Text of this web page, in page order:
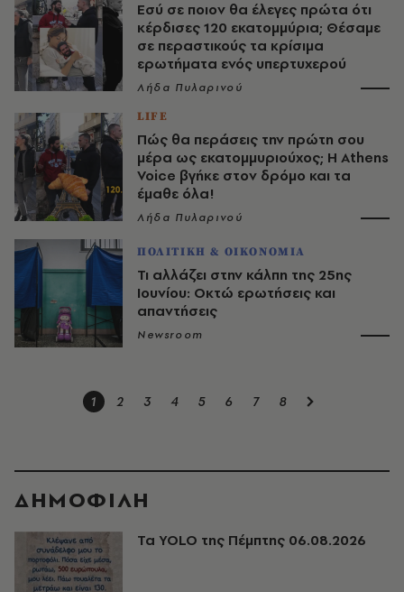
Εσύ σε ποιον θα έλεγες πρώτα ότι
κέρδισες 120 εκατομμύρια; Θέσαμε
σε περαστικούς τα κρίσιμα
ερωτήματα ενός υπερτυχερού
Λήδα Πυλαρινού
LIFE
Πώς θα περάσεις την πρώτη σου
μέρα ως εκατομμυριούχος; Η Athens
Voice βγήκε στον δρόμο και τα
έμαθε όλα!
Λήδα Πυλαρινού
ΠΟΛΙΤΙΚΗ & ΟΙΚΟΝΟΜΙΑ
Τι αλλάζει στην κάλπη της 25ης
Ιουνίου: Οκτώ ερωτήσεις και
απαντήσεις
Newsroom
1 2 3 4 5 6 7 8
ΔΗΜΟΦΙΛΗ
Τα YOLO της Πέμπτης 06.08.2026